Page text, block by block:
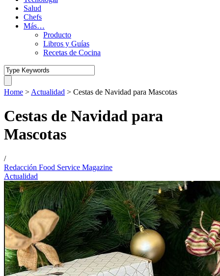
Salud
Chefs
Más…
Producto
Libros y Guías
Recetas de Cocina
Home > Actualidad > Cestas de Navidad para Mascotas
Cestas de Navidad para
Mascotas
/
Redacción Food Service Magazine
Actualidad